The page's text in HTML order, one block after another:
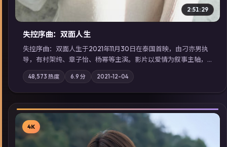
2:51:29
失控序曲：双面人生
失控序曲：双面人生于2021年11月30日在泰国首映，由刁亦男执
导，有村架纯、章子怡、杨幂等主演。影片以爱情为叙事主轴，
两代人的执念在暴风雨夜正面相撞；摄影与配乐强化地域气质；
站内亦可通过「国产免费观看高清电视剧在线看」延展检索同类
型高分佳作，畅享高清在线追剧体验。
48,573 热度 6.9 分 2021-12-04
4K